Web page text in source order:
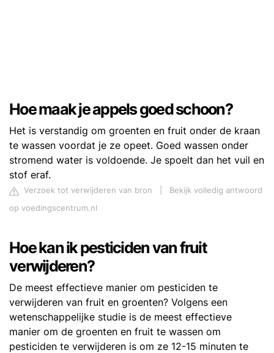
Hoe maak je appels goed schoon?
Het is verstandig om groenten en fruit onder de kraan
te wassen voordat je ze opeet. Goed wassen onder
stromend water is voldoende. Je spoelt dan het vuil en
stof eraf.
Verzoek tot verwijderen van bron
Bekijk volledig antwoord
op voedingscentrum.nl
Hoe kan ik pesticiden van fruit
verwijderen?
De meest effectieve manier om pesticiden te
verwijderen van fruit en groenten? Volgens een
wetenschappelijke studie is de meest effectieve
manier om de groenten en fruit te wassen om
pesticiden te verwijderen is om ze 12-15 minuten te